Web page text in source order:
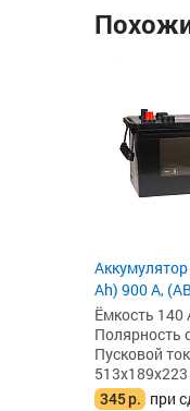
Ah) 900 А,
Ёмкость 140
Полярность
Пусковой
513x189x223
345р. при